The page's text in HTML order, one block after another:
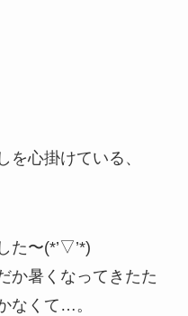
を心掛けている、
た〜(*’▽’*)
か暑くなってきたた
なくて…。